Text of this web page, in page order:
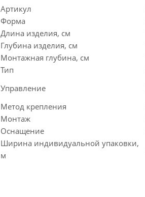
Артикул
Форма
Длина изделия, см
Глубина изделия, см
Монтажная глубина, см
Тип
Управление
Метод крепления
Монтаж
Оснащение
Ширина индивидуальной упаковки,
м